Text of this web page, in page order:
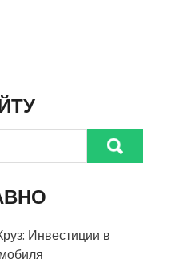
Инвестиции в